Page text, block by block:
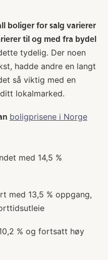
boliger for salg varierer
til og med fra bydel
tydelig. Der noen
hadde andre en langt
så viktig med en
lokalmarked.
boligprisene i Norge
med 14,5 %
med 13,5 % oppgang,
% og fortsatt høy